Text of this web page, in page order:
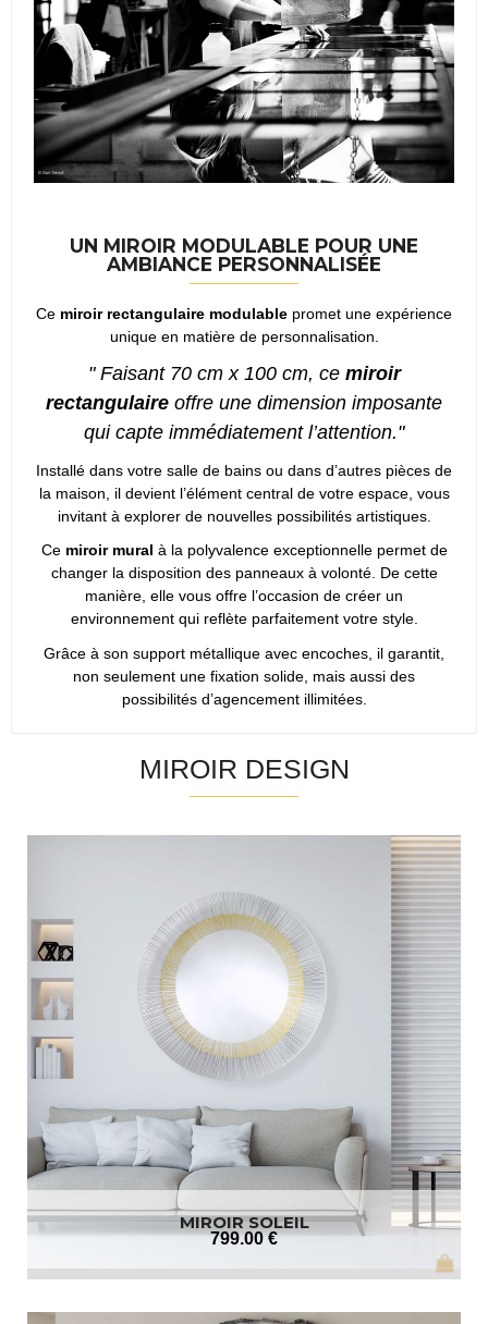
UN MIROIR MODULABLE POUR UNE
AMBIANCE PERSONNALISÉE
Ce miroir rectangulaire modulable promet une expérience
unique en matière de personnalisation.
" Faisant 70 cm x 100 cm, cemiroir
rectangulaire offre une dimension imposante
qui capte immédiatement l’attention."
Installé dans votre salle de bains ou dans d’autres pièces de
la maison, il devient l’élément central de votre espace, vous
invitant à explorer de nouvelles possibilités artistiques.
Ce miroir mural à la polyvalence exceptionnelle permet de
changer la disposition des panneaux à volonté. De cette
manière, elle vous offre l’occasion de créer un
environnement qui reflète parfaitement votre style.
Grâce à son support métallique avec encoches, il garantit,
non seulement une fixation solide, mais aussi des
possibilités d’agencement illimitées.
MIROIR DESIGN
MIROIR SOLEIL
799.00 €